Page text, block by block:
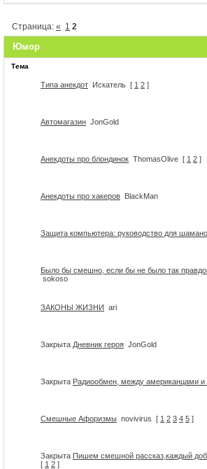
Юмор
Страница:« 1 2
Тема
Типа анекдот Искатель [ 1 2 ]
Автомагазин JonGold
Анекдоты про блондинок ThomasOlive [ 1 2 ]
Анекдоты про хакеров BlackMan
Защита компьютера: руководство для
Было бы смешно, если бы не было так
sokoso
ЗАКОНЫ ЖИЗНИ ari
Закрыта Дневник героя JonGold
Закрыта Радиообмен, между американцами и
Смешные Афоризмы novivirus [ 1 2 3 4 5 ]
Закрыта Пишем смешной рассказ,каждый
[ 1 2 ]